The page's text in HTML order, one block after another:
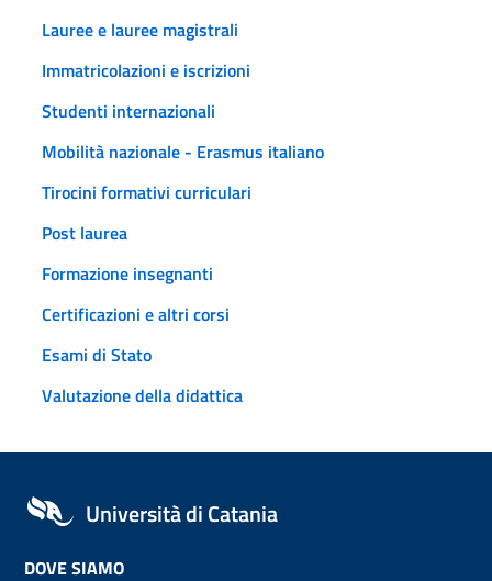
Lauree e lauree magistrali
Immatricolazioni e iscrizioni
Studenti internazionali
Mobilità nazionale - Erasmus italiano
Tirocini formativi curriculari
Post laurea
Formazione insegnanti
Certificazioni e altri corsi
Esami di Stato
Valutazione della didattica
Università di Catania
DOVE SIAMO